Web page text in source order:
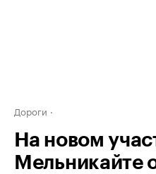
Дороги
На новом
Мельникайте